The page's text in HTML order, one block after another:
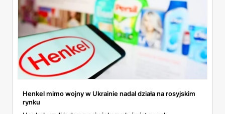
Henkel mimo wojny w Ukrainie nadal działa na rosyjskim
rynku